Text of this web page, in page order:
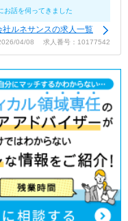
お話を伺ってきました
社ルネサンスの求人一覧
04/08 求人番号：10177542